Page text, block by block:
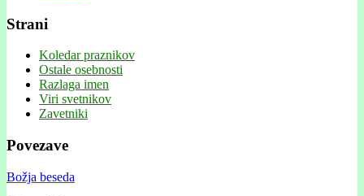
Strani
Koledar praznikov
Ostale osebnosti
Razlaga imen
Viri svetnikov
Zavetniki
Povezave
Božja beseda